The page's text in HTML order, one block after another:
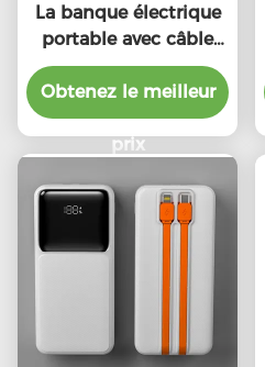
La banque électrique
portable avec câble
intégré
Obtenez le meilleur
prix